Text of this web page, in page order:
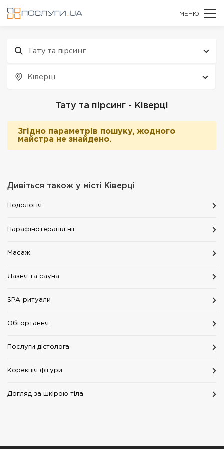
МЕНЮ
Тату та пірсинг
Ківерці
Тату та пірсинг - Ківерці
Згідно параметрів пошуку, жодного
майстра не знайдено.
Дивіться також у місті Ківерці
Подологія
Парафінотерапія ніг
Масаж
Лазня та сауна
SPA-ритуали
Обгортання
Послуги дієтолога
Корекція фігури
Догляд за шкірою тіла